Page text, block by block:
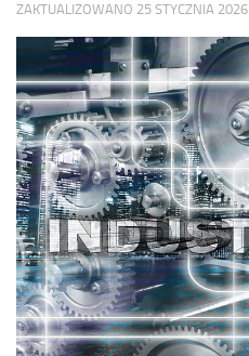
ZAKTUALIZOWANO 25 STYCZNIA 2026